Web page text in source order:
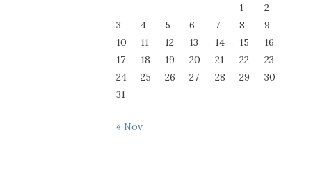
1
2
3
4 5 6 7 8
9
10
11 12 13 14 15
16
17
18 19 20 21 22
23
24
25 26 27 28 29
30
31
« Nov.